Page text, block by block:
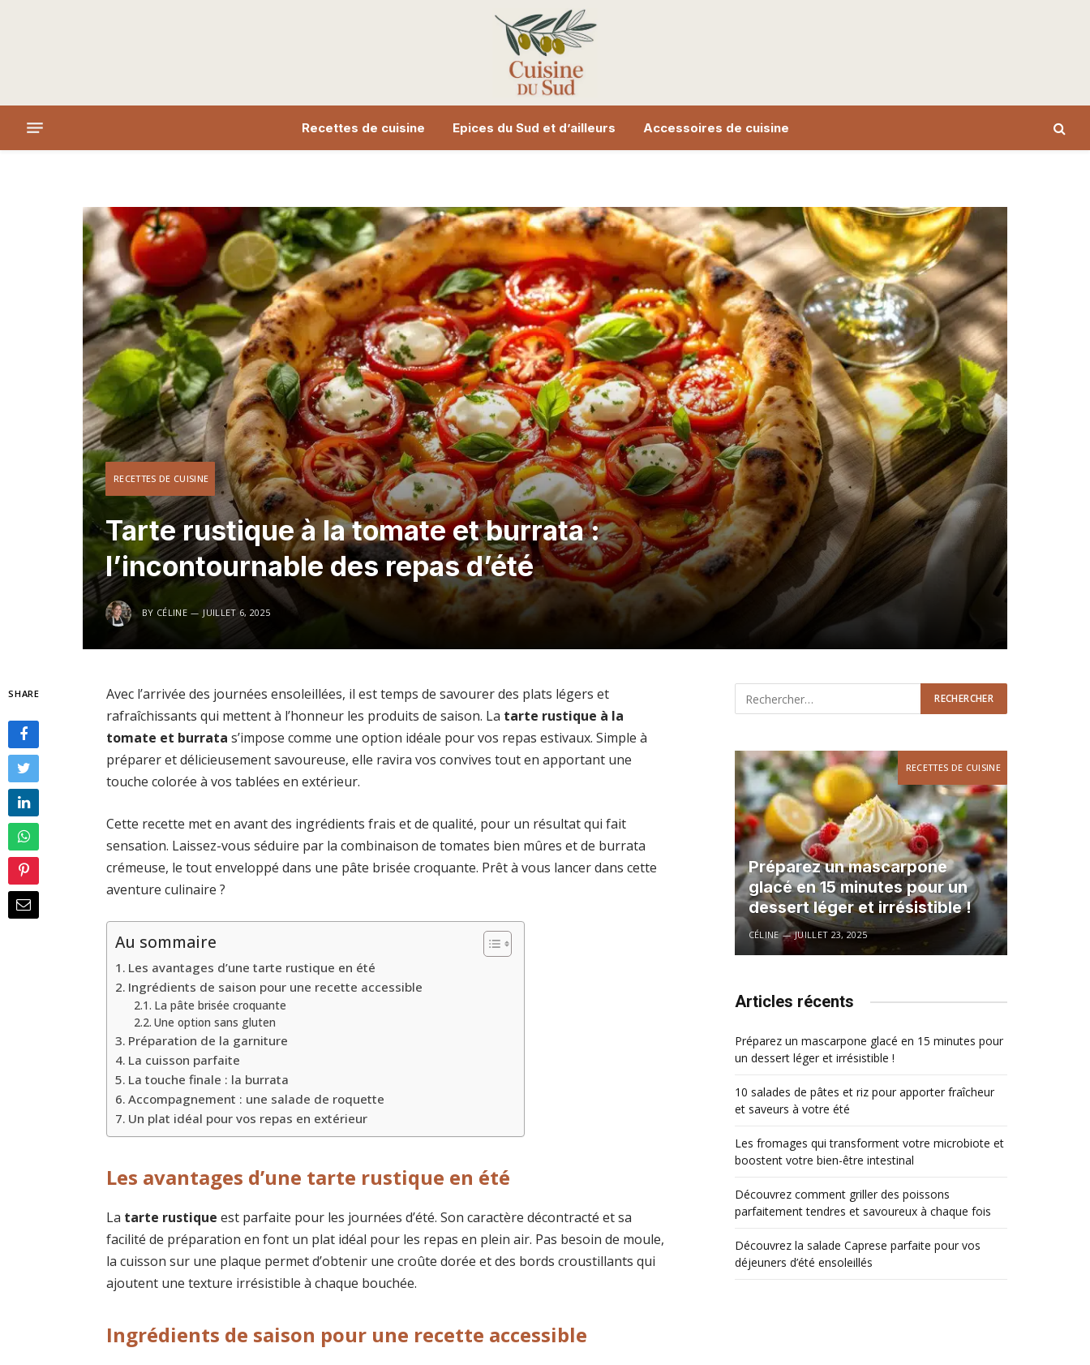
Recettes de cuisine Epices du Sud et d’ailleurs Accessoires de cuisine
RECETTES DE CUISINE
Tarte rustique à la tomate et burrata :
l’incontournable des repas d’été
BY CÉLINE JUILLET 6, 2025
SHARE
Avec l’arrivée des journées ensoleillées, il est temps de savourer des plats légers et
rafraîchissants qui mettent à l’honneur les produits de saison. La tarte rustique à la
tomate et burrata s’impose comme une option idéale pour vos repas estivaux. Simple à
préparer et délicieusement savoureuse, elle ravira vos convives tout en apportant une
touche colorée à vos tablées en extérieur.
Cette recette met en avant des ingrédients frais et de qualité, pour un résultat qui fait
sensation. Laissez-vous séduire par la combinaison de tomates bien mûres et de burrata
crémeuse, le tout enveloppé dans une pâte brisée croquante. Prêt à vous lancer dans cette
aventure culinaire ?
Au sommaire
Les avantages d’une tarte rustique en été
Ingrédients de saison pour une recette accessible
La pâte brisée croquante
Une option sans gluten
Préparation de la garniture
La cuisson parfaite
La touche finale : la burrata
Accompagnement : une salade de roquette
Un plat idéal pour vos repas en extérieur
Les avantages d’une tarte rustique en été
La tarte rustique est parfaite pour les journées d’été. Son caractère décontracté et sa
facilité de préparation en font un plat idéal pour les repas en plein air. Pas besoin de moule,
la cuisson sur une plaque permet d’obtenir une croûte dorée et des bords croustillants qui
ajoutent une texture irrésistible à chaque bouchée.
Ingrédients de saison pour une recette accessible
RECETTES DE CUISINE
Préparez un mascarpone
glacé en 15 minutes pour un
dessert léger et irrésistible !
CÉLINE JUILLET 23, 2025
Articles récents
Préparez un mascarpone glacé en 15 minutes pour
un dessert léger et irrésistible !
10 salades de pâtes et riz pour apporter fraîcheur
et saveurs à votre été
Les fromages qui transforment votre microbiote et
boostent votre bien-être intestinal
Découvrez comment griller des poissons
parfaitement tendres et savoureux à chaque fois
Découvrez la salade Caprese parfaite pour vos
déjeuners d’été ensoleillés